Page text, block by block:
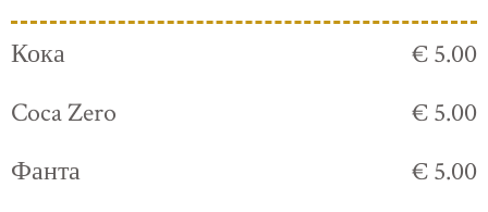
Кока
€ 5.00
Coca Zero
€ 5.00
Фанта
€ 5.00